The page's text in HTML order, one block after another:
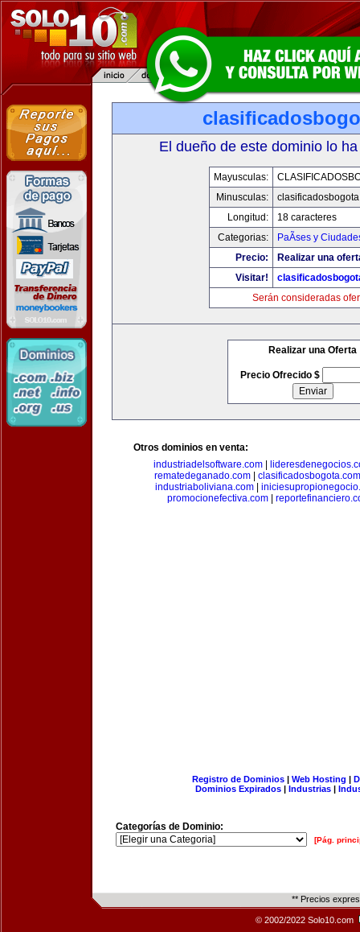
El dueño de este dominio lo
Mayusculas:
Minusculas:
Longitud:
18 caracteres
Categorias:
PaÃ­ses y
Precio:
Realizar una
Visitar!
Serán consideradas
Realizar una Oferta
Precio Ofrecido $
Otros dominios en venta:
industriadelsoftware.com
rematedeganado.com| clasificadosbogota.com
industriaboliviana.com|
promocionefectiva.com
Registro de Dominios| Web Hosting |
Dominios Expirados | Industrias |
Categorías de Dominio:
[Pág.
** Precios
© 2002/2022 Solo10.com